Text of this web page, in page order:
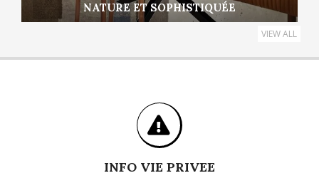
NATURE ET SOPHISTIQUÉE
VIEW ALL
INFO VIE PRIVEE